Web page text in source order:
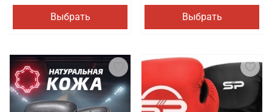
Выбрать Выбрать